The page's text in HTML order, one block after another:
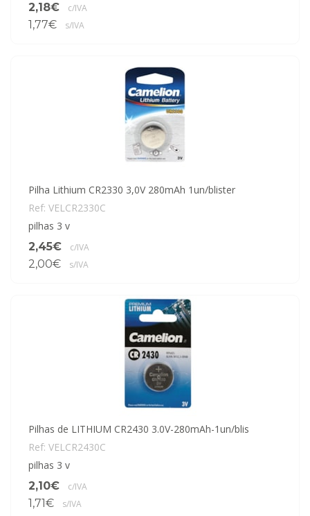
2,18€
c/IVA
1,77€ s/IVA
Pilha Lithium CR2330 3,0V 280mAh 1un/blister
Ref: VELCR2330C
pilhas 3 v
2,45€
c/IVA
2,00€ s/IVA
Pilhas de LITHIUM CR2430 3.0V-280mAh-1un/blis
Ref: VELCR2430C
pilhas 3 v
2,10€
c/IVA
1,71€ s/IVA